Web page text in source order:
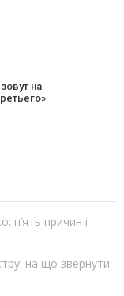
на
п’ять причин і
на що звернути